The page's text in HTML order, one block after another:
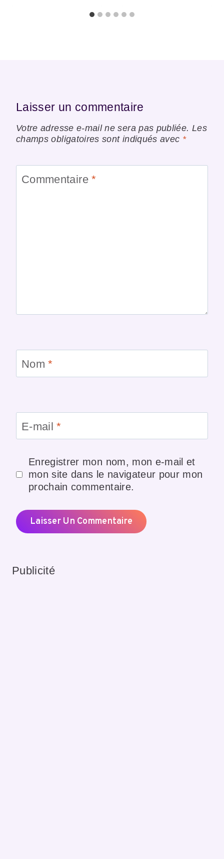
Laisser un commentaire
Votre adresse e-mail ne sera pas publiée. Les
champs obligatoires sont indiqués avec *
Commentaire*
Nom*
E-mail*
Enregistrer mon nom, mon e-mail et
mon site dans le navigateur pour mon
prochain commentaire.
Publicité